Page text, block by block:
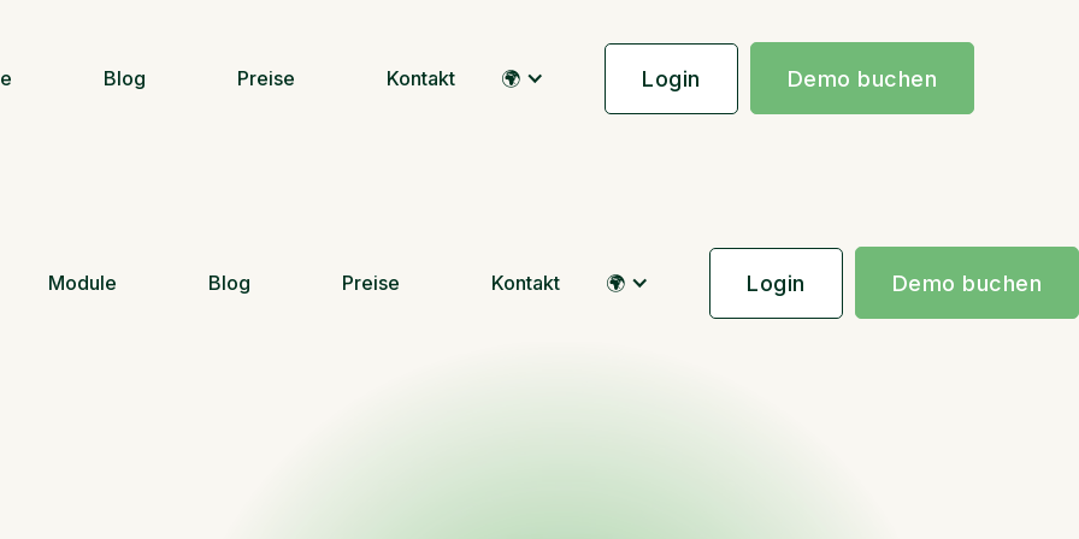
Blog Preise Kontakt 🌍 Login Demo buchen
Module Blog Preise Kontakt 🌍 Login Demo buchen